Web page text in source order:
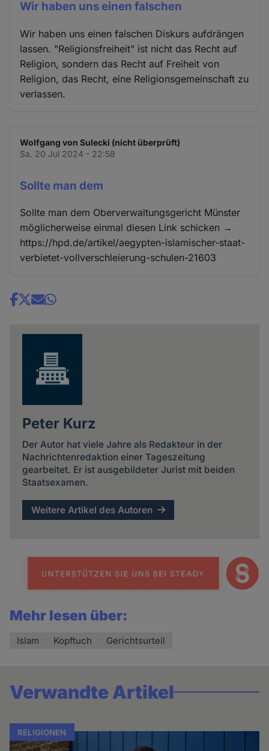
Wir haben uns einen falschen
Wir haben uns einen falschen Diskurs aufdrängen
lassen. "Religionsfreiheit" ist nicht das Recht auf
Religion, sondern das Recht auf Freiheit von
Religion, das Recht, eine Religionsgemeinschaft zu
verlassen.
Wolfgang von Sulecki (nicht überprüft)
Sa. 20 Jul 2024 - 22:58
Sollte man dem
Sollte man dem Oberverwaltungsgericht Münster
möglicherweise einmal diesen Link schicken →
https://hpd.de/artikel/aegypten-islamischer-staat-
verbietet-vollverschleierung-schulen-21603
Share
Peter Kurz
Der Autor hat viele Jahre als Redakteur in der
Nachrichtenredaktion einer Tageszeitung
gearbeitet. Er ist ausgebildeter Jurist mit beiden
Staatsexamen.
Weitere Artikel des Autoren
Mehr lesen über:
Islam Kopftuch Gerichtsurteil
Verwandte Artikel
RELIGIONEN